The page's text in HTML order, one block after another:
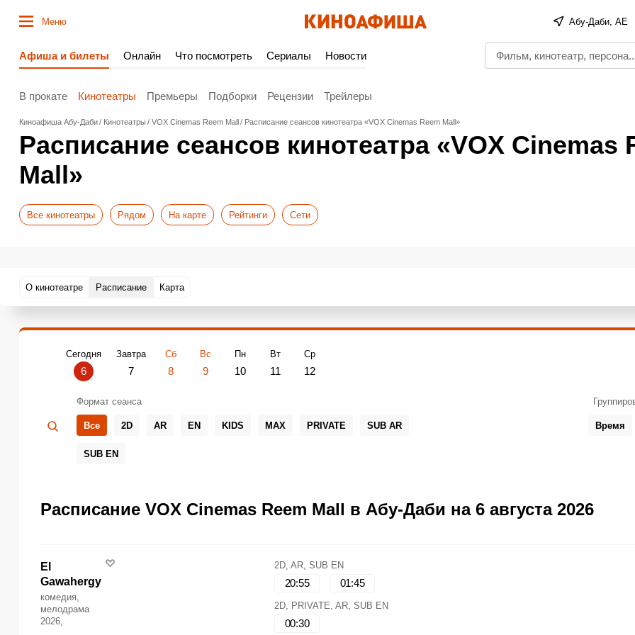
Меню Абу-Даби, AE
Афиша и билеты Онлайн Что посмотреть Сериалы Новости
В прокате Кинотеатры Премьеры Подборки Рецензии Трейлеры
Киноафиша Абу-Даби Кинотеатры VOX Cinemas Reem Mall Расписание сеансов кинотеатра «VOX Cinemas Reem Mall»
Расписание сеансов кинотеатра «VOX Cinemas
Mall»
Все кинотеатры Рядом На карте Рейтинги Сети
О кинотеатре Расписание Карта
Сегодня
6
Завтра
7
Сб
8
Вс
9
Пн
10
Вт
11
Ср
12
Формат сеанса
Все 2D AR EN KIDS MAX PRIVATE SUB AR
SUB EN
Время
Расписание VOX Cinemas Reem Mall в Абу-Даби на 6 августа 2026
El
Gawahergy
комедия,
мелодрама
2026,
2D, AR, SUB EN
20:55 01:45
2D, PRIVATE, AR, SUB EN
00:30